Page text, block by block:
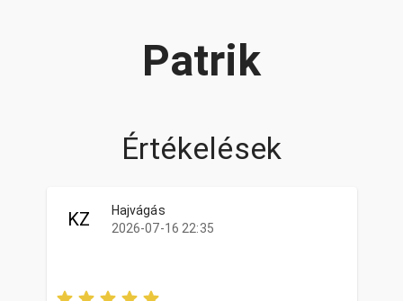
Patrik
Értékelések
KZ
Hajvágás
2026-07-16 22:35